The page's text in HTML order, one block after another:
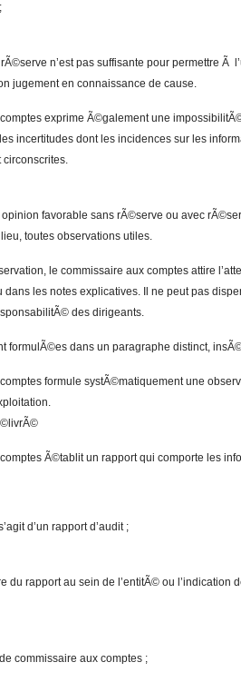
n’est pas suffisante pour permettre Ã
jugement en connaissance de cause.
exprime Ã©galement une
incertitudes dont les incidences sur les
circonscrites.
favorable sans rÃ©serve ou avec
toutes observations utiles.
le commissaire aux comptes attire
dans les notes explicatives. Il ne peut pas
des dirigeants.
formulÃ©es dans un paragraphe distinct,
formule systÃ©matiquement une
Ã©tablit un rapport qui comporte les
d’un rapport d’audit ;
du rapport au sein de l’entitÃ© ou l’indication
commissaire aux comptes ;